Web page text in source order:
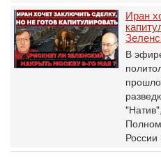
Иран
В